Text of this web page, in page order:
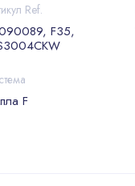
Ref.
F35,
F